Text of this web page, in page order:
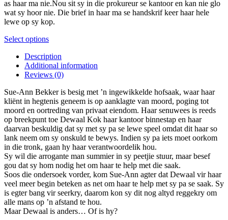
as haar ma nie.Nou sit sy in die prokureur se kantoor en kan nie glo
wat sy hoor nie. Die brief in haar ma se handskrif keer haar hele
lewe op sy kop.
Select optionsThis
has
multiple
variants.
options
may
be
chosen
on
the
product
page
Description
Additional information
Reviews (0)
Sue-Ann Bekker is besig met ’n ingewikkelde hofsaak, waar haar
kliënt in hegtenis geneem is op aanklagte van moord, poging tot
moord en oortreding van privaat eiendom. Haar senuwees is reeds
op breekpunt toe Dewaal Kok haar kantoor binnestap en haar
daarvan beskuldig dat sy met sy pa se lewe speel omdat dit haar so
lank neem om sy onskuld te bewys. Indien sy pa iets moet oorkom
in die tronk, gaan hy haar verantwoordelik hou.
Sy wil die arrogante man summier in sy peetjie stuur, maar besef
gou dat sy hom nodig het om haar te help met die saak.
Soos die ondersoek vorder, kom Sue-Ann agter dat Dewaal vir haar
veel meer begin beteken as net om haar te help met sy pa se saak. Sy
is egter bang vir seerkry, daarom kon sy dit nog altyd reggekry om
alle mans op ’n afstand te hou.
Maar Dewaal is anders… Of is hy?